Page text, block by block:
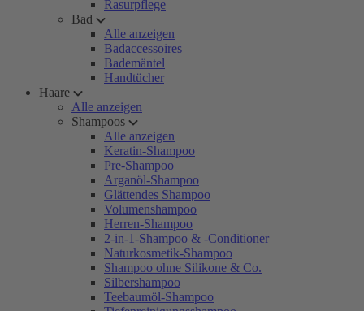
Rasurpflege
Bad
Alle anzeigen
Badaccessoires
Bademäntel
Handtücher
Haare
Alle anzeigen
Shampoos
Alle anzeigen
Keratin-Shampoo
Pre-Shampoo
Arganöl-Shampoo
Glättendes Shampoo
Volumenshampoo
Herren-Shampoo
2-in-1-Shampoo & -Conditioner
Naturkosmetik-Shampoo
Shampoo ohne Silikone & Co.
Silbershampoo
Teebaumöl-Shampoo